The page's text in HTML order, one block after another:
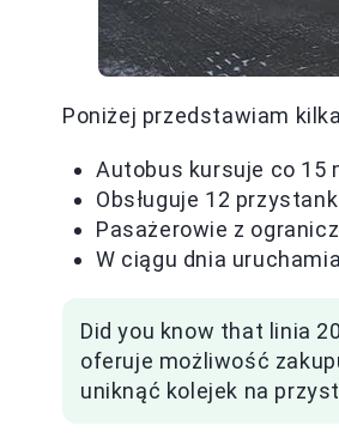
Poniżej przedstawiam
Autobus kursuje co 15
Obsługuje 12
Pasażerowie z
W ciągu dnia
Did you know that linia
oferuje możliwość
uniknąć kolejek na